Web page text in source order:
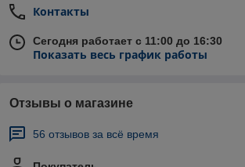
Контакты
Сегодня работает с 11:00 до 16:30
Показать весь график работы
Отзывы о магазине
56 отзывов за всё время